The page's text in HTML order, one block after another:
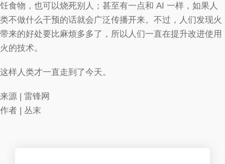
饪食物，也可以烧死别人；甚至有一点和 AI 一样，如果人
类不做什么干预的话就会广泛传播开来。不过，人们发现火
带来的好处要比麻烦多多了，所以人们一直在提升改进使用
火的技术。
这样人类才一直走到了今天。
来源 | 雷锋网
作者 | 丛末